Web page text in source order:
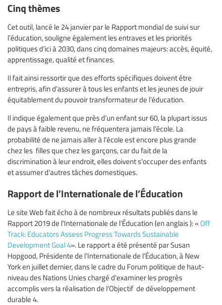
Cinq thèmes
Cet outil, lancé le 24 janvier par le Rapport mondial de suivi sur
l’éducation, souligne également les entraves et les priorités
politiques d’ici à 2030, dans cinq domaines majeurs: accès, équité,
apprentissage, qualité et finances.
Il fait ainsi ressortir que des efforts spécifiques doivent être
entrepris, afin d’assurer à tous les enfants et les jeunes de jouir
équitablement du pouvoir transformateur de l’éducation.
Il indique également que près d’un enfant sur 60, la plupart issus
de pays à faible revenu, ne fréquentera jamais l’école. La
probabilité de ne jamais aller à l’école est encore plus grande
chez les filles que chez les garçons, car du fait de la
discrimination à leur endroit, elles doivent s’occuper des enfants
et assumer d’autres tâches domestiques.
Rapport de l’Internationale de l’Éducation
Le site Web fait écho à de nombreux résultats publiés dans le
Rapport 2019 de l’Internationale de l’Éducation (en anglais ): « Off
Track: Educators Assess Progress Towards Sustainable
Development Goal 4». Le rapport a été présenté par Susan
Hopgood, Présidente de l’Internationale de l’Éducation, à New
York en juillet dernier, dans le cadre du Forum politique de haut-
niveau des Nations Unies chargé d’examiner les progrès
accomplis vers la réalisation de l’Objectif de développement
durable 4.